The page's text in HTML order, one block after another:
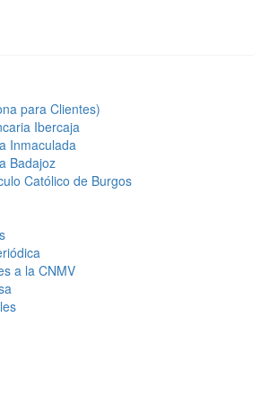
para Clientes)
Ibercaja
Inmaculada
Badajoz
Católico de Burgos
a la CNMV